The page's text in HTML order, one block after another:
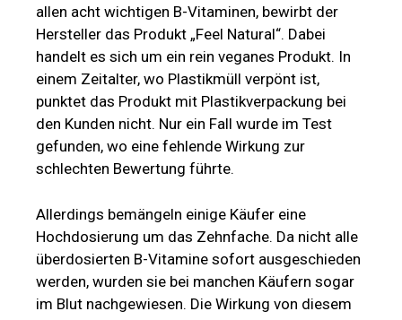
allen acht wichtigen B-Vitaminen, bewirbt der
Hersteller das Produkt „Feel Natural“. Dabei
handelt es sich um ein rein veganes Produkt. In
einem Zeitalter, wo Plastikmüll verpönt ist,
punktet das Produkt mit Plastikverpackung bei
den Kunden nicht. Nur ein Fall wurde im Test
gefunden, wo eine fehlende Wirkung zur
schlechten Bewertung führte.
Allerdings bemängeln einige Käufer eine
Hochdosierung um das Zehnfache. Da nicht alle
überdosierten B-Vitamine sofort ausgeschieden
werden, wurden sie bei manchen Käufern sogar
im Blut nachgewiesen. Die Wirkung von diesem